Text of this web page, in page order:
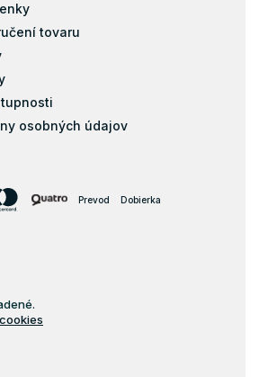
tovaru
osobných údajov
Prevod Dobierka